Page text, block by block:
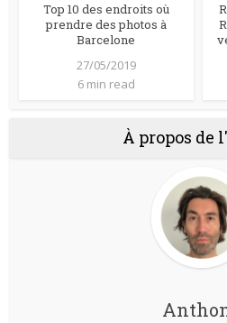
Top 10 des endroits où
prendre des photos à
Barcelone
27/05/2019
6 min read
À propos de